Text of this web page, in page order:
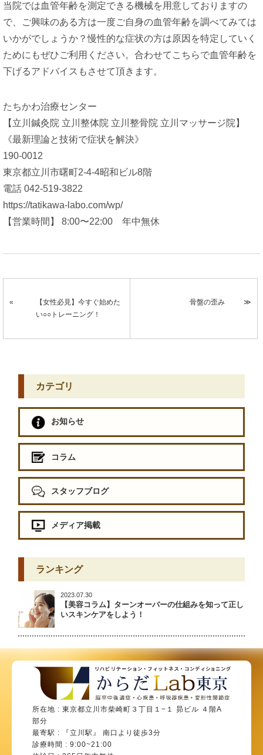
当院では血管年齢を測定できる機械を用意しておりますの
で、ご興味のある方は一度ご自身の血管年齢を調べてみては
いかがでしょうか？慢性的な症状の方は原因を特定していく
ためにもぜひご利用ください。合わせてこちらで血管年齢を
下げるアドバイスもさせて頂きます。
たちかわ治療センター
【立川鍼灸院 立川整体院 立川整骨院 立川マッサージ院】
《最新理論と技術で症状を解決》
190-0012
東京都立川市曙町2-4-4昭和ビル8階
電話 042-519-3822
https://tatikawa-labo.com/wp/
【営業時間】 8:00〜22:00 年中無休
【女性必見】今すぐ始めた
い○○トレーニング！
骨盤の歪み
カテゴリ
お知らせ
コラム
スタッフブログ
メディア掲載
ランキング
2023.07.30
【美容コラム】ターンオーバーの仕組みを知って正し
いスキンケアをしよう！
所在地 : 東京都立川市柴崎町３丁目１−１ 昴ビル ４階A
部分
最寄駅 : 『立川駅』 南口より徒歩3分
診療時間 : 9:00~21:00